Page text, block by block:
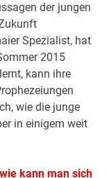
der jungen
Spezialist, hat
2015
kann ihre
wie die junge
in einigem weit
kann man sich